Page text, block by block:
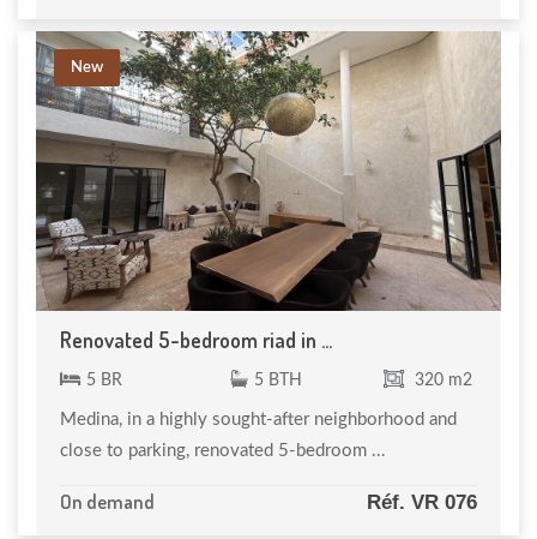
New
Renovated 5-bedroom riad in ...
5 BR 5 BTH 320 m2
Medina, in a highly sought-after neighborhood and
close to parking, renovated 5-bedroom ...
On demand Réf. VR 076